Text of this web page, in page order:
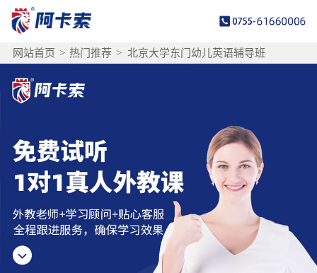
网站首页 > 热门推荐 > 北京大学东门幼儿英语辅导班